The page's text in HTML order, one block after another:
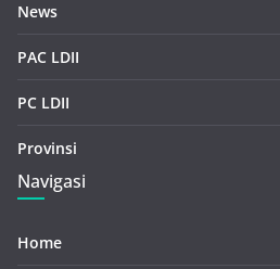
News
PAC LDII
PC LDII
Provinsi
Navigasi
Home